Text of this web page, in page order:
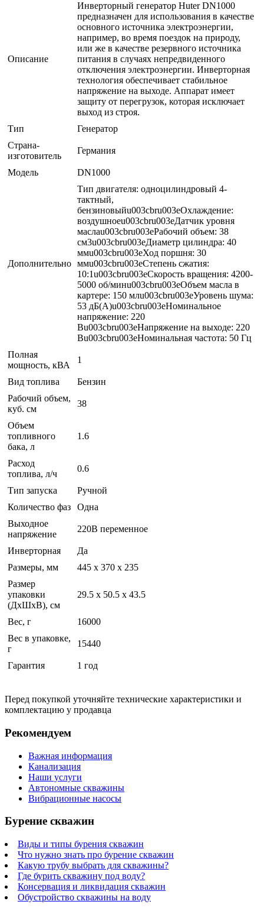
Описание
Инверторный генератор Huter DN1000
предназначен для использования в качестве
основного источника электроэнергии,
например, во время поездок на природу,
или же в качестве резервного источника
питания в случаях непредвиденного
отключения электроэнергии. Инверторная
технология обеспечивает стабильное
напряжение на выходе. Аппарат имеет
защиту от перегрузок, которая исключает
выход из строя.
Тип
Генератор
Страна-
изготовитель
Германия
Модель DN1000
Дополнительно
Тип двигателя: одноцилиндровый 4-
тактный,
бензиновыйu003cbru003eОхлаждение:
воздушноеu003cbru003eДатчик уровня
маслаu003cbru003eРабочий объем: 38
см3u003cbru003eДиаметр цилиндра: 40
ммu003cbru003eХод поршня: 30
ммu003cbru003eСтепень сжатия:
10:1u003cbru003eСкорость вращения: 4200-
5000 об/минu003cbru003eОбъем масла в
картере: 150 млu003cbru003eУровень шума:
53 дБ(А)u003cbru003eНоминальное
напряжение: 220
Вu003cbru003eНапряжение на выходе: 220
Вu003cbru003eНоминальная частота: 50 Гц
Полная
мощность, кВА
1
Вид топлива
Бензин
Рабочий объем,
куб. см
38
Объем
топливного
бака, л
1.6
Расход
топлива, л/ч
0.6
Тип запуска
Ручной
Количество фаз
Одна
Выходное
напряжение
220В переменное
Инверторная
Да
Размеры, мм
445 x 370 x 235
Размер
упаковки
(ДхШхВ), см
29.5 x 50.5 x 43.5
Вес, г
16000
Вес в упаковке,
г
15440
Гарантия 1 год
Перед покупкой уточняйте технические характеристики и
комплектацию у продавца
Рекомендуем
Важная информация
Канализация
Наши услуги
Автономные скважины
Вибрационные насосы
Бурение скважин
Виды и типы бурения скважин
Что нужно знать про бурение скважин
Какую трубу выбрать для скважины?
Где бурить скважину под воду?
Консервация и ликвидация скважин
Обустройство скважины на воду